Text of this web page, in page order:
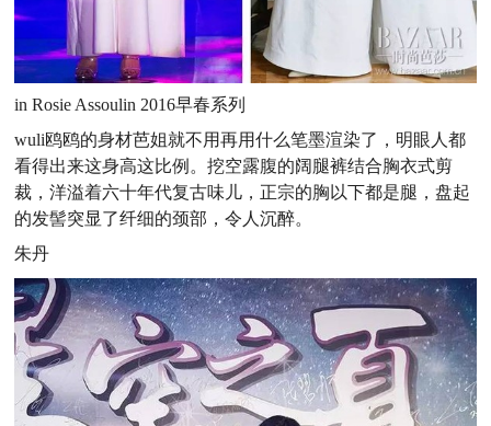
in Rosie Assoulin 2016早春系列
wuli鸥鸥的身材芭姐就不用再用什么笔墨渲染了，明眼人都
看得出来这身高这比例。挖空露腹的阔腿裤结合胸衣式剪
裁，洋溢着六十年代复古味儿，正宗的胸以下都是腿，盘起
的发髻突显了纤细的颈部，令人沉醉。
朱丹